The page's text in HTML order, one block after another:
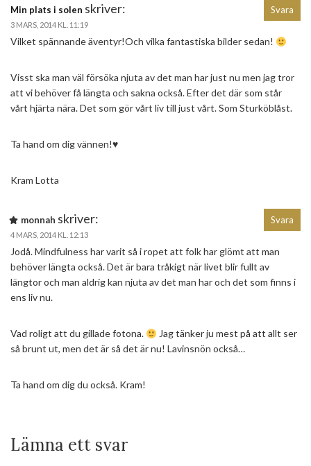
Min plats i solen skriver:
3 MARS, 2014 KL. 11:19
Vilket spännande äventyr!Och vilka fantastiska bilder sedan!
Visst ska man väl försöka njuta av det man har just nu men jag tror
att vi behöver få längta och sakna också. Efter det där som står
vårt hjärta nära. Det som gör vårt liv till just vårt. Som Sturköblåst.
Ta hand om dig vännen!♥
Kram Lotta
Svara
monnah skriver:
4 MARS, 2014 KL. 12:13
Jodå. Mindfulness har varit så i ropet att folk har glömt att man
behöver längta också. Det är bara tråkigt när livet blir fullt av
längtor och man aldrig kan njuta av det man har och det som finns i
ens liv nu.
Vad roligt att du gillade fotona.
Jag tänker ju mest på att allt ser
så brunt ut, men det är så det är nu! Lavinsnön också…
Ta hand om dig du också. Kram!
Svara
Lämna ett svar